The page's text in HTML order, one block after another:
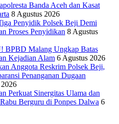
Banda Aceh dan Kasat
8 Agustus 2026
Penyidik Polsek Beji Demi
Proses Penyidikan 8 Agustus
Malang Ungkap Batas
Kejadian Alam 6 Agustus 2026
Anggota Reskrim Polsek Beji,
Penanganan Dugaan
Perkuat Sinergitas Ulama dan
Berguru di Ponpes Dalwa 6